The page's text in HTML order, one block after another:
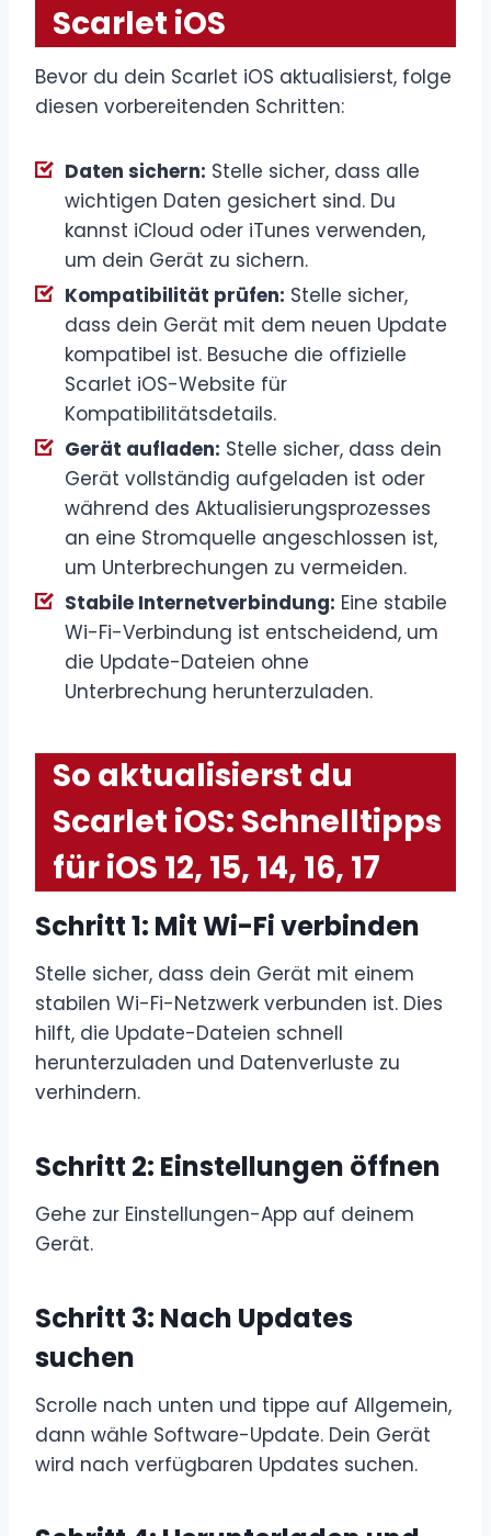
Scarlet iOS
Bevor du dein Scarlet iOS aktualisierst, folge
diesen vorbereitenden Schritten:
Daten sichern: Stelle sicher, dass alle
wichtigen Daten gesichert sind. Du
kannst iCloud oder iTunes verwenden,
um dein Gerät zu sichern.
Kompatibilität prüfen: Stelle sicher,
dass dein Gerät mit dem neuen Update
kompatibel ist. Besuche die offizielle
Scarlet iOS-Website für
Kompatibilitätsdetails.
Gerät aufladen: Stelle sicher, dass dein
Gerät vollständig aufgeladen ist oder
während des Aktualisierungsprozesses
an eine Stromquelle angeschlossen ist,
um Unterbrechungen zu vermeiden.
Stabile Internetverbindung: Eine stabile
Wi-Fi-Verbindung ist entscheidend, um
die Update-Dateien ohne
Unterbrechung herunterzuladen.
So aktualisierst du
Scarlet iOS: Schnelltipps
für iOS 12, 15, 14, 16, 17
Schritt 1: Mit Wi-Fi verbinden
Stelle sicher, dass dein Gerät mit einem
stabilen Wi-Fi-Netzwerk verbunden ist. Dies
hilft, die Update-Dateien schnell
herunterzuladen und Datenverluste zu
verhindern.
Schritt 2: Einstellungen öffnen
Gehe zur Einstellungen-App auf deinem
Gerät.
Schritt 3: Nach Updates
suchen
Scrolle nach unten und tippe auf Allgemein,
dann wähle Software-Update. Dein Gerät
wird nach verfügbaren Updates suchen.